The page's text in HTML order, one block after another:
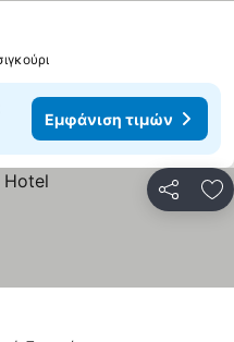
τιμών
Εμφάνιση τιμών